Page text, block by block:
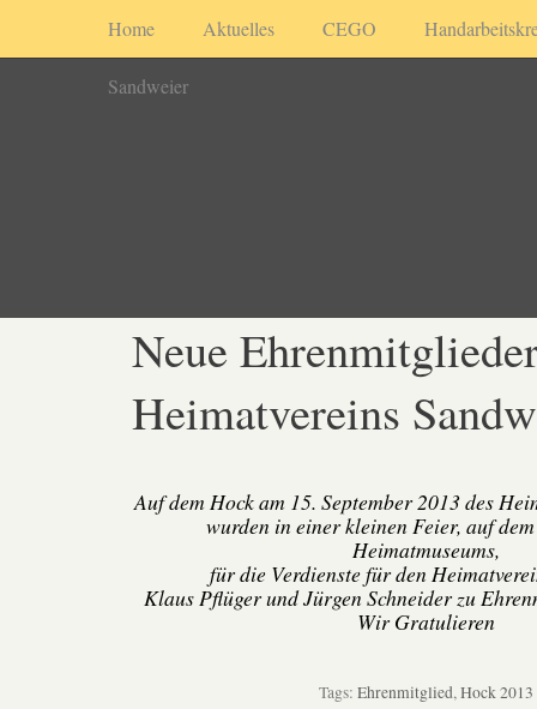
Home Aktuelles CEGO
Sandweier
Neue
Heimatvereins
Auf dem Hock am 15. September 2013 des
wurden in einer kleinen Feier, auf
Heimatmuseums,
für die Verdienste für den
Klaus Pflüger und Jürgen Schneider zu
Wir Gratulieren
Tags: Ehrenmitglied,Hock 2013